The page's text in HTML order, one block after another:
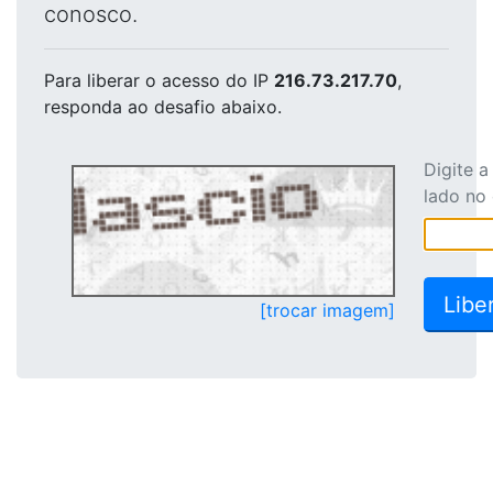
conosco.
Para liberar o acesso do IP 216.73.217.70,
responda ao desafio abaixo.
[trocar imagem]
Digite
lado no